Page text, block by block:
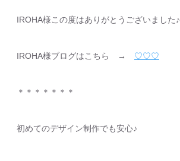
IROHA様この度はありがとうございました♪
IROHA様ブログはこちら → ♡♡♡
＊＊＊＊＊＊＊
初めてのデザイン制作でも安心♪